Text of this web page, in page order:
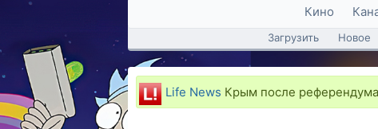
Кино
Загрузить Новое
Life News Крым после